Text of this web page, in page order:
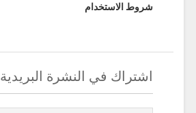
شروط الاستخدام
اشتراك في النشرة البريدية